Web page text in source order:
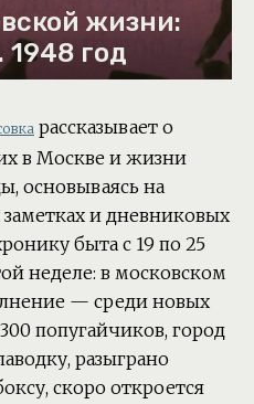
жизни:
1948 год
рассказывает о
в Москве и жизни
основываясь на
и дневниковых
быта с 19 по 25
неделе: в московском
— среди новых
попугайчиков, город
разыграно
скоро откроется